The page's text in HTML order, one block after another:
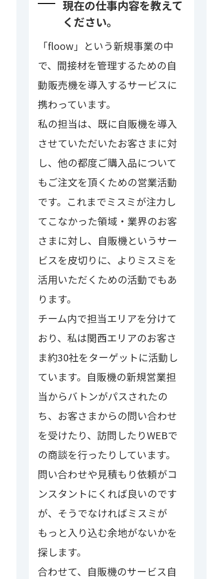
現在の仕事内容を教えて
ください。
「floow」という新規事業の中
で、間接材を管理するための自
動販売機を導入するサービスに
携わっています。
私の担当は、既に自販機を導入
させていただいたお客さまに対
し、他の都度ご購入品について
もご注文を頂くための営業活動
です。これまでミスミが注力し
てこなかった領域・業界のお客
さまに対し、自販機というサー
ビスを皮切りに、よりミスミを
活用いただくための活動でもあ
ります。
チーム内で担当エリアを分けて
おり、私は関西エリアのお客さ
ま約30社をターゲットに活動し
ています。自販機の新規営業担
当からバトンがパスされたの
ち、お客さまからの問い合わせ
を受けたり、訪問したりWEBで
の商談を行ったりしています。
問い合わせや見積もり依頼がコ
ンスタントにくれば良いのです
が、そうでなければミスミが
もっと入り込む余地がないかを
探します。
合わせて、自販機のサービス自